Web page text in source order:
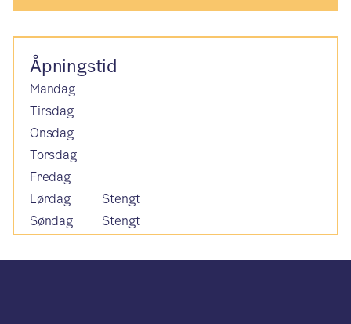
Åpningstid
Mandag
Tirsdag
Onsdag
Torsdag
Fredag
Lørdag
Stengt
Søndag
Stengt